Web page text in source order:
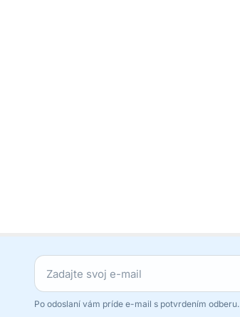
Po odoslaní vám príde e-mail s potvrdením odberu.